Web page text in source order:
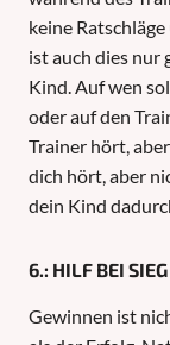
keine
ist auch dies nur
Kind. Auf wen
oder auf den
Trainer hört,
dich hört, aber
dein Kind
6.: HILF BEI
Gewinnen ist